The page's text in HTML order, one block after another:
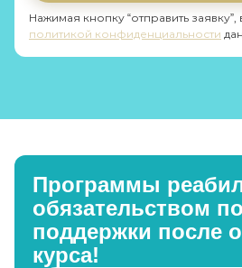
Нажимая кнопку “отправить
политикой конфиденциальности
Программы
обязательством
поддержки после
курса!